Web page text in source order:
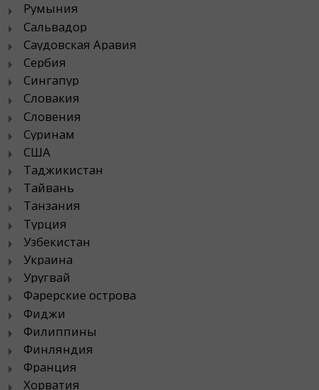
Румыния
Сальвадор
Саудовская Аравия
Сербия
Сингапур
Словакия
Словения
Суринам
США
Таджикистан
Тайвань
Танзания
Турция
Узбекистан
Украина
Уругвай
Фарерские острова
Фиджи
Филиппины
Финляндия
Франция
Хорватия